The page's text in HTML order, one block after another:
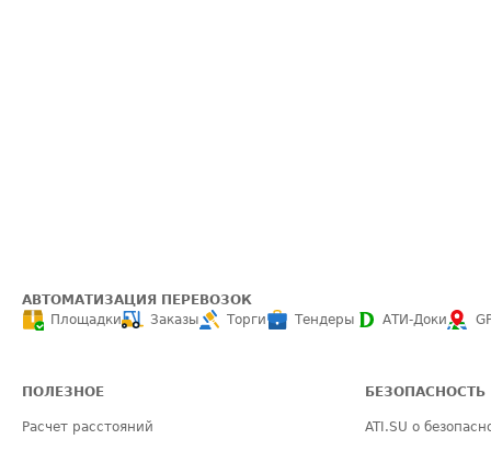
АВТОМАТИЗАЦИЯ ПЕРЕВОЗОК
Площадки
Заказы Торги Тендеры АТИ-Доки
ПОЛЕЗНОЕ
Расчет расстояний
БЕЗОПАСНОСТЬ
ATI.SU о